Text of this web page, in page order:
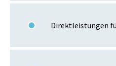
Direktleistungen